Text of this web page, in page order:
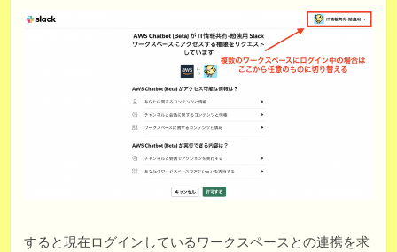
すると現在ログインしているワークスペースとの連携を求